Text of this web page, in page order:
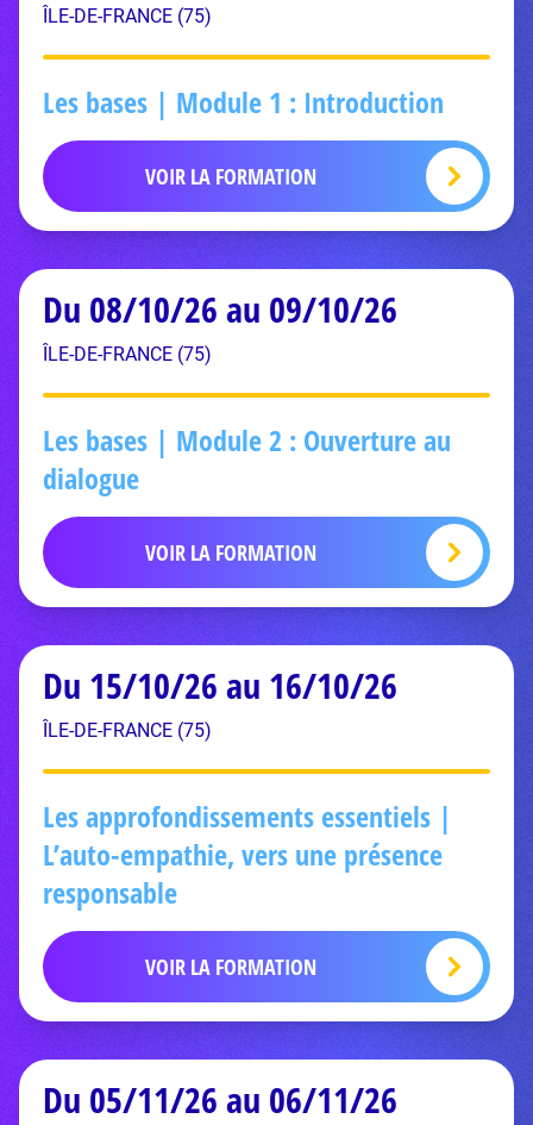
ÎLE-DE-FRANCE (75)
Les bases | Module 1 : Introduction
VOIR LA FORMATION
Du 08/10/26 au 09/10/26
ÎLE-DE-FRANCE (75)
Les bases | Module 2 : Ouverture au
dialogue
VOIR LA FORMATION
Du 15/10/26 au 16/10/26
ÎLE-DE-FRANCE (75)
Les approfondissements essentiels |
L’auto-empathie, vers une présence
responsable
VOIR LA FORMATION
Du 05/11/26 au 06/11/26